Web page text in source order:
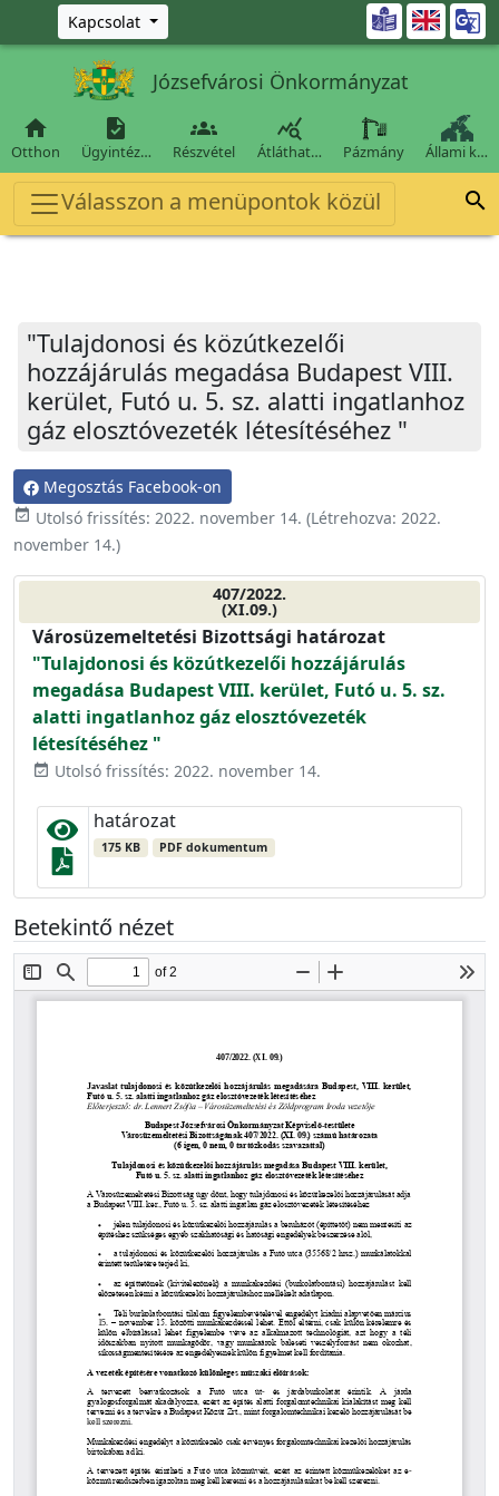
Ugrás a fő tartalomra
Kapcsolat 
Józsefvárosi Önkormányzat

Otthon

Ügyintéz…

Részvétel

Átláthat… Pázmány Állami k…
Válasszon a menüpontok közül 
"Tulajdonosi és közútkezelői
hozzájárulás megadása Budapest VIII.
kerület, Futó u. 5. sz. alatti ingatlanhoz
gáz elosztóvezeték létesítéséhez "
Megosztás Facebook-on
event_available Utolsó frissítés: 2022. november 14. (Létrehozva: 2022.
november 14.)
407/2022.
(XI.09.)
Városüzemeltetési Bizottsági határozat
"Tulajdonosi és közútkezelői hozzájárulás
megadása Budapest VIII. kerület, Futó u. 5. sz.
alatti ingatlanhoz gáz elosztóvezeték
létesítéséhez "
event_available Utolsó frissítés: 2022. november 14.
határozat
175 KB PDF dokumentum
Betekintő nézet